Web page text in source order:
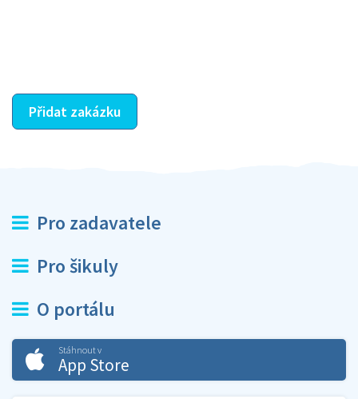
Přidat zakázku
Pro zadavatele
Pro šikuly
O portálu
Stáhnout v
App Store